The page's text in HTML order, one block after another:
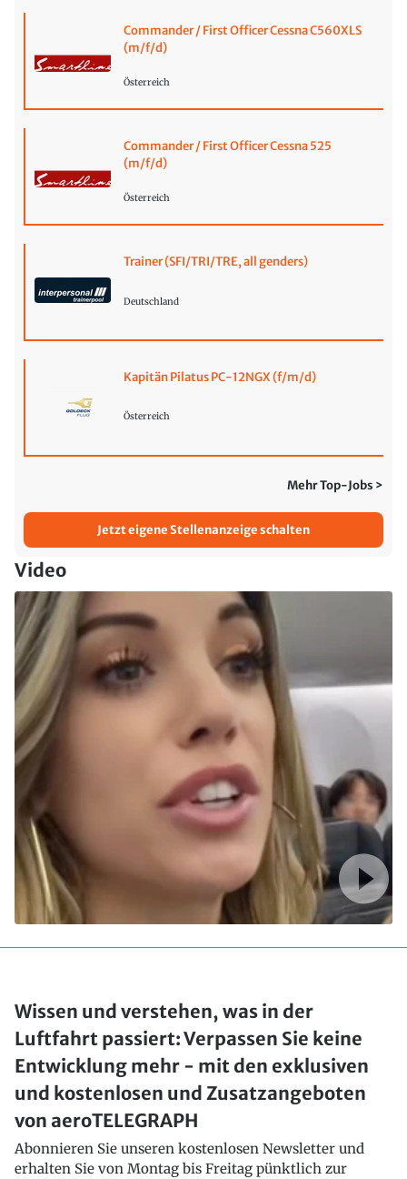
Commander / First Officer Cessna C560XLS
(m/f/d)
Österreich
Commander / First Officer Cessna 525
(m/f/d)
Österreich
Trainer (SFI/TRI/TRE, all genders)
Deutschland
Kapitän Pilatus PC-12NGX (f/m/d)
Österreich
Mehr Top-Jobs >
Jetzt eigene Stellenanzeige schalten
Video
Wissen und verstehen, was in der
Luftfahrt passiert: Verpassen Sie keine
Entwicklung mehr - mit den exklusiven
und kostenlosen und Zusatzangeboten
von aeroTELEGRAPH
Abonnieren Sie unseren kostenlosen Newsletter und
erhalten Sie von Montag bis Freitag pünktlich zur